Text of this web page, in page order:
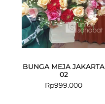
BUNGA MEJA JAKARTA
02
Rp999.000